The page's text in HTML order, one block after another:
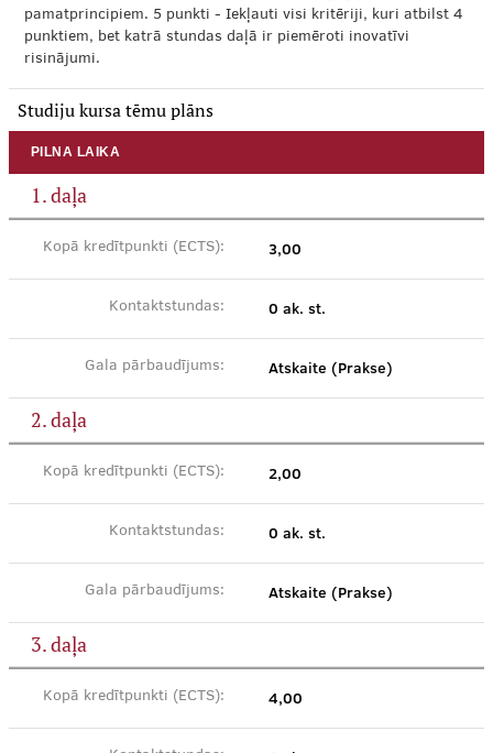
pamatprincipiem. 5 punkti - Iekļauti visi kritēriji, kuri atbilst 4
punktiem, bet katrā stundas daļā ir piemēroti inovatīvi
risinājumi.
Studiju kursa tēmu plāns
PILNA LAIKA
1. daļa
Kopā kredītpunkti (ECTS): 3,00
Kontaktstundas: 0 ak. st.
Gala pārbaudījums: Atskaite (Prakse)
2. daļa
Kopā kredītpunkti (ECTS): 2,00
Kontaktstundas: 0 ak. st.
Gala pārbaudījums: Atskaite (Prakse)
3. daļa
Kopā kredītpunkti (ECTS): 4,00